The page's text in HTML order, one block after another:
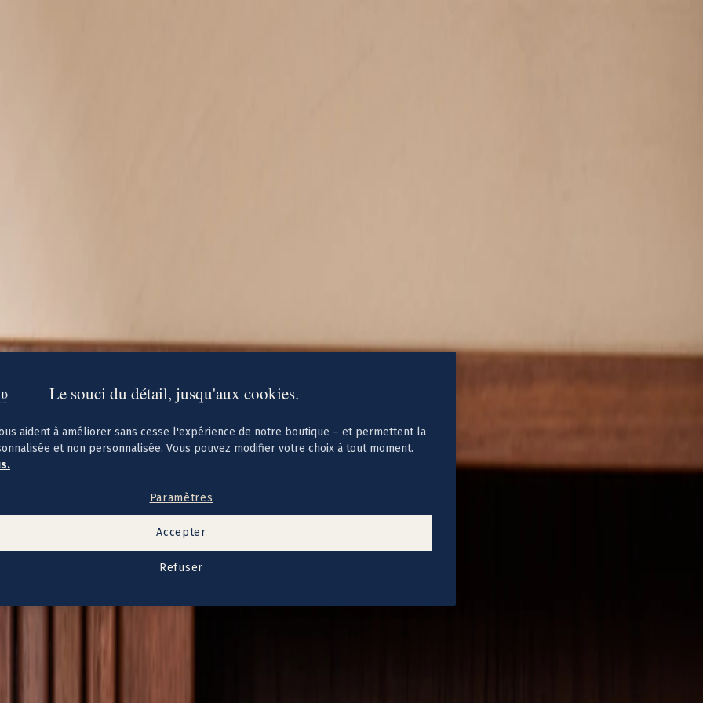
Le souci du détail, jusqu'aux cookies.
aident à améliorer sans cesse l'expérience de notre boutique – et permettent la
et non personnalisée. Vous pouvez modifier votre choix à tout moment.
Paramètres
Refuser
Accepter